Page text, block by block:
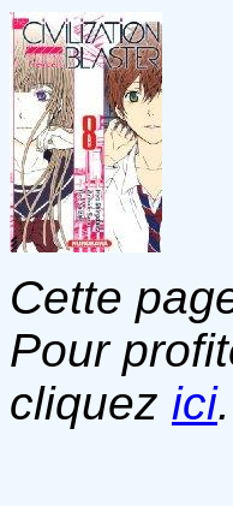
Cette
Pour
cliquez ici.